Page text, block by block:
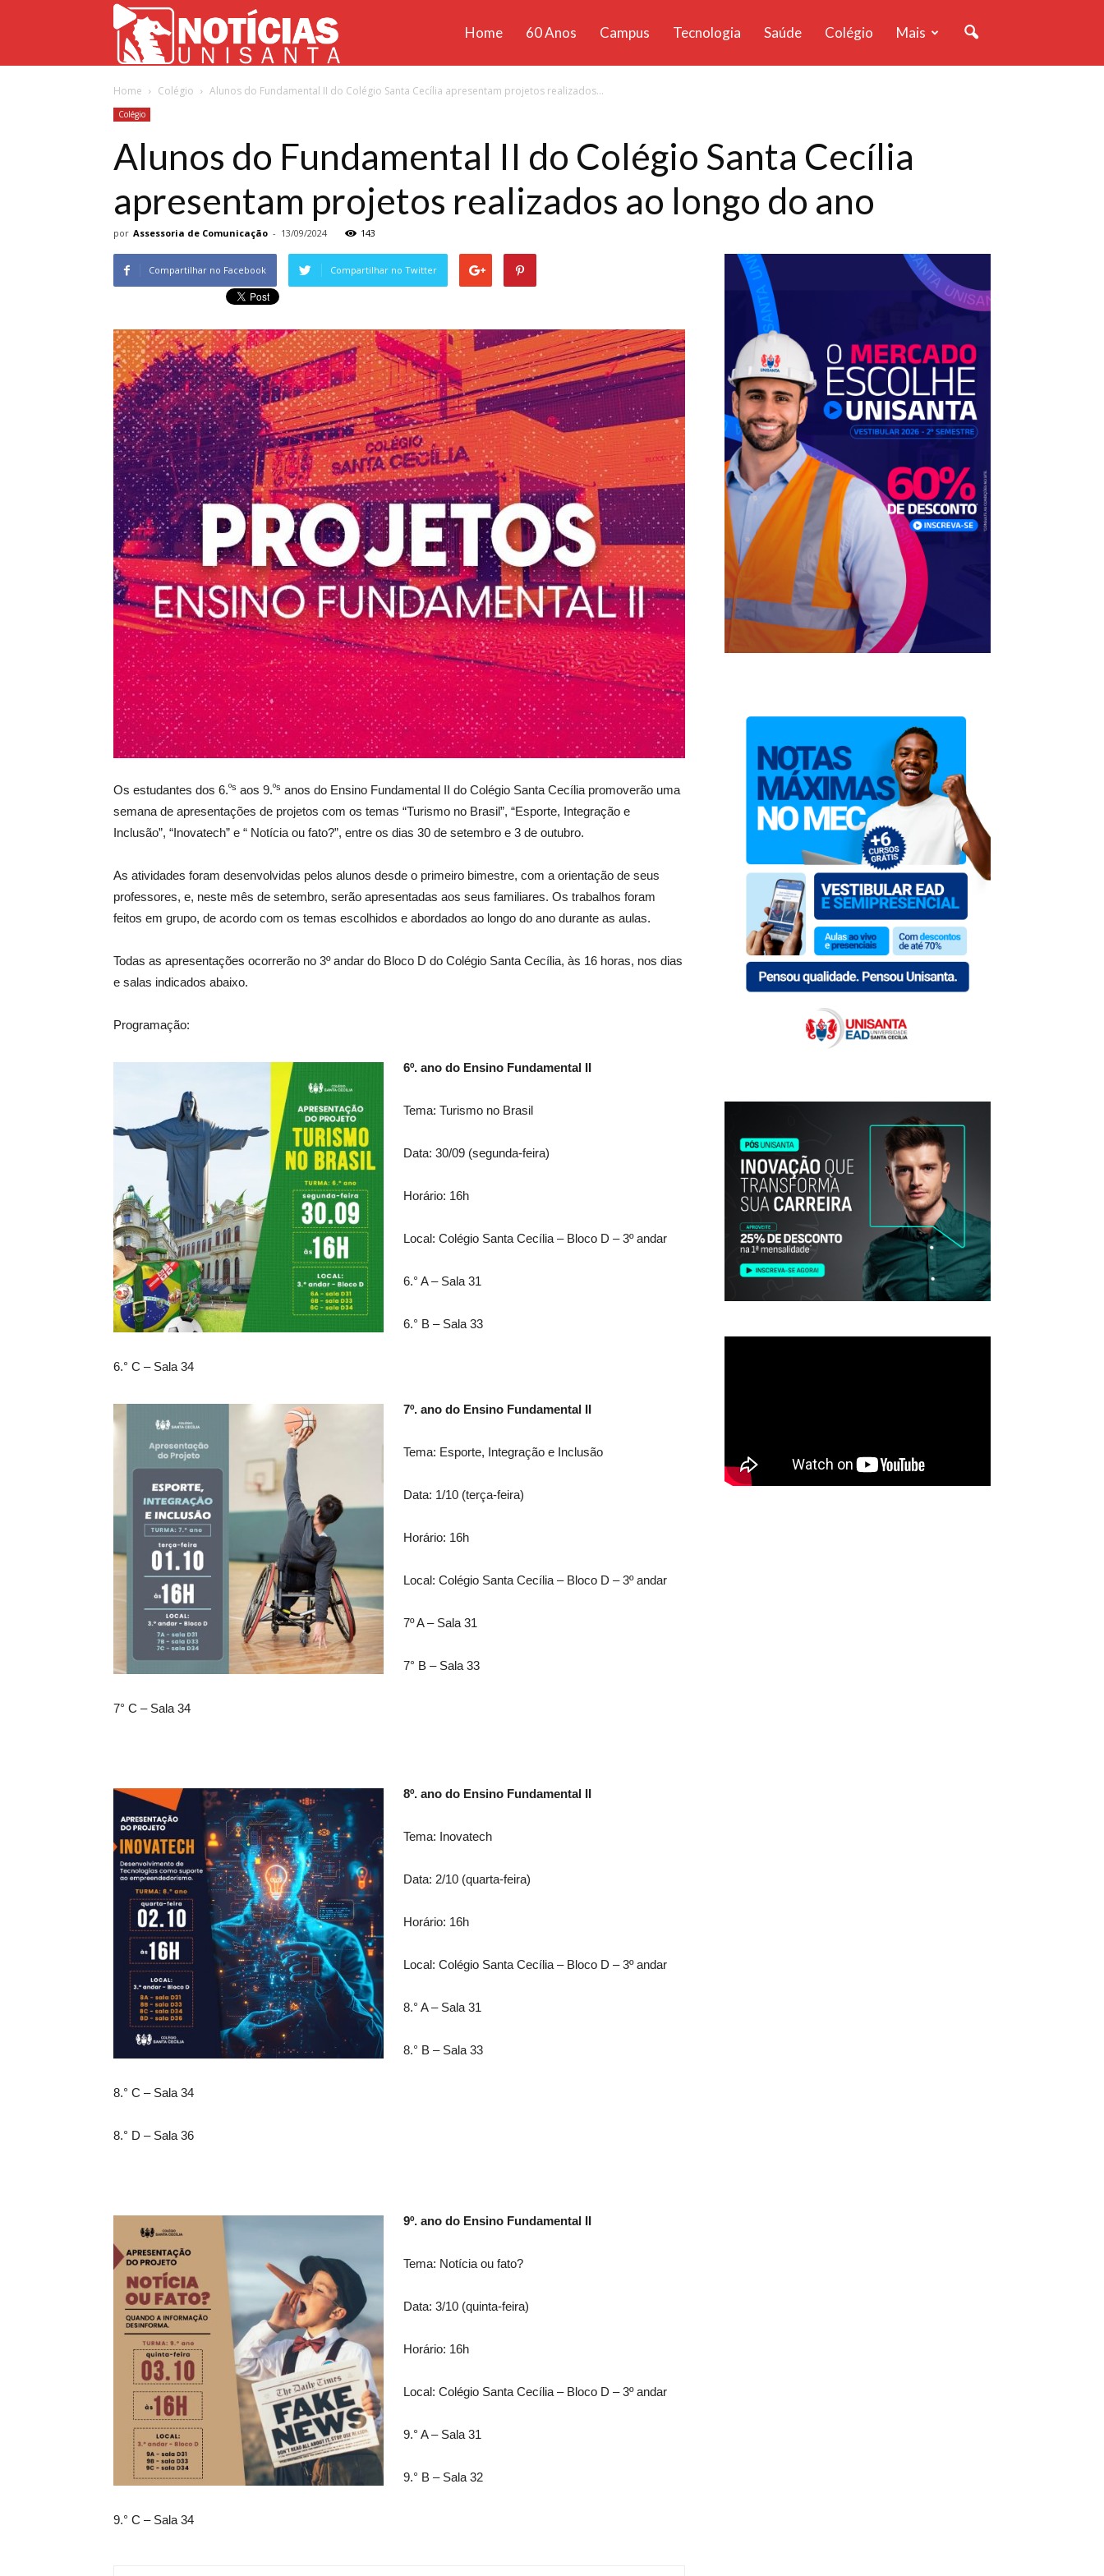
Unisanta
Home 60 Anos Campus Tecnologia Saúde Colégio Mais
Home Colégio Alunos do Fundamental II do Colégio Santa Cecília apresentam projetos realizados...
Colégio
Alunos do Fundamental II do Colégio Santa Cecília
apresentam projetos realizados ao longo do ano
por Assessoria de Comunicação - 13/09/2024 143
Compartilhar no Facebook Compartilhar no Twitter
Os estudantes dos 6.ºs aos 9.ºs anos do Ensino Fundamental II do Colégio Santa Cecília promoverão uma
semana de apresentações de projetos com os temas “Turismo no Brasil”, “Esporte, Integração e
Inclusão”, “Inovatech” e “ Notícia ou fato?”, entre os dias 30 de setembro e 3 de outubro.
As atividades foram desenvolvidas pelos alunos desde o primeiro bimestre, com a orientação de seus
professores, e, neste mês de setembro, serão apresentadas aos seus familiares. Os trabalhos foram
feitos em grupo, de acordo com os temas escolhidos e abordados ao longo do ano durante as aulas.
Todas as apresentações ocorrerão no 3º andar do Bloco D do Colégio Santa Cecília, às 16 horas, nos dias
e salas indicados abaixo.
Programação:
6º. ano do Ensino Fundamental II
Tema: Turismo no Brasil
Data: 30/09 (segunda-feira)
Horário: 16h
Local: Colégio Santa Cecília – Bloco D – 3º andar
6.° A – Sala 31
6.° B – Sala 33
6.° C – Sala 34
7º. ano do Ensino Fundamental II
Tema: Esporte, Integração e Inclusão
Data: 1/10 (terça-feira)
Horário: 16h
Local: Colégio Santa Cecília – Bloco D – 3º andar
7º A – Sala 31
7° B – Sala 33
7° C – Sala 34
8º. ano do Ensino Fundamental II
Tema: Inovatech
Data: 2/10 (quarta-feira)
Horário: 16h
Local: Colégio Santa Cecília – Bloco D – 3º andar
8.° A – Sala 31
8.° B – Sala 33
8.° C – Sala 34
8.° D – Sala 36
9º. ano do Ensino Fundamental II
Tema: Notícia ou fato?
Data: 3/10 (quinta-feira)
Horário: 16h
Local: Colégio Santa Cecília – Bloco D – 3º andar
9.° A – Sala 31
9.° B – Sala 32
9.° C – Sala 34